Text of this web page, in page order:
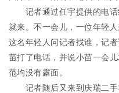
记者通过任宇提供的电话
就来。不一会儿，一位年轻
这名年轻人问记者找谁，记
苗打了电话，并说小苗一会
范均没有露面。
记者随后又来到庆瑞二手